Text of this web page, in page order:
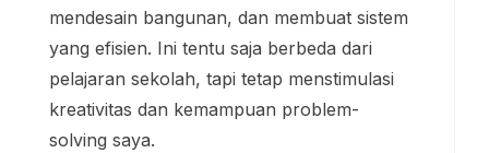
mendesain bangunan, dan membuat sistem
yang efisien. Ini tentu saja berbeda dari
pelajaran sekolah, tapi tetap menstimulasi
kreativitas dan kemampuan problem-
solving saya.